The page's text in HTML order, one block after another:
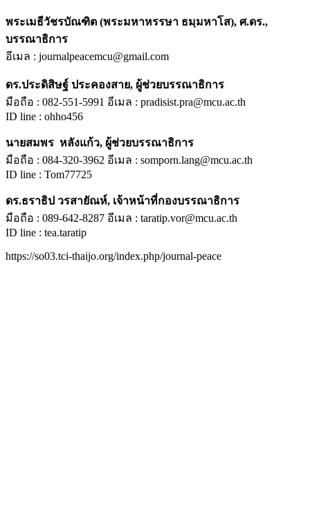
พระเมธีวัชรบัณฑิต (พระมหาหรรษา ธมฺมหาโส), ศ.ดร.,
บรรณาธิการ
อีเมล : journalpeacemcu@gmail.com
ดร.ประดิสิษฐ์ ประคองสาย, ผู้ช่วยบรรณาธิการ
มือถือ : 082-551-5991 อีเมล : pradisist.pra@mcu.ac.th
ID line : ohho456
นายสมพร หลังแก้ว, ผู้ช่วยบรรณาธิการ
มือถือ : 084-320-3962 อีเมล : somporn.lang@mcu.ac.th
ID line : Tom77725
ดร.ธราธิป วรสายัณห์, เจ้าหน้าที่กองบรรณาธิการ
มือถือ : 089-642-8287 อีเมล : taratip.vor@mcu.ac.th
ID line : tea.taratip
https://so03.tci-thaijo.org/index.php/journal-peace